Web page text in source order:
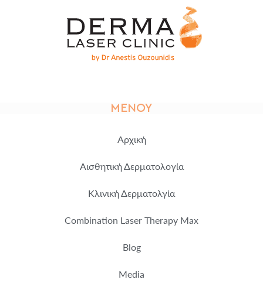
ΜΕΝΟΎ
Αρχική
Αισθητική Δερματολογία
Κλινική Δερματολγία
Combination Laser Therapy Max
Blog
Media